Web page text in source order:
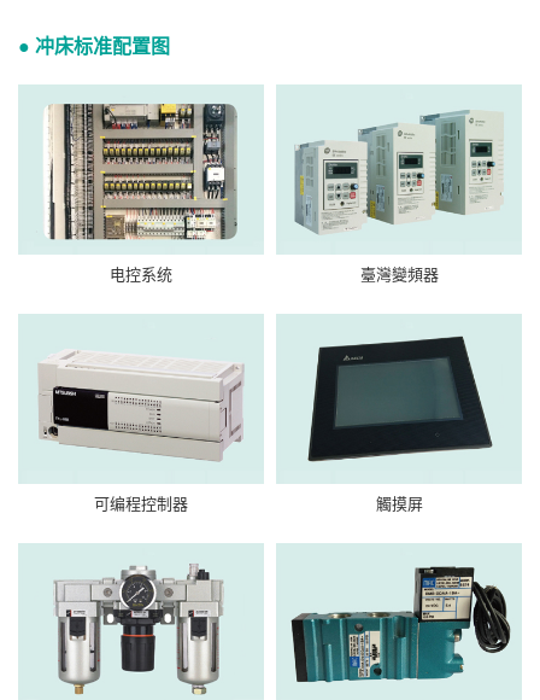
● 冲床标准配置图
电控系统 臺灣變頻器
可编程控制器 觸摸屏